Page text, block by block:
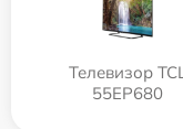
Телевизор
55EP680